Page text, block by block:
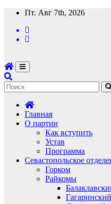
Перейти
содержимому
Пт. Авг 7th, 2026
Главная
О партии
Как вступить
Устав
Программа
Севастопольское
Горком
Райкомы